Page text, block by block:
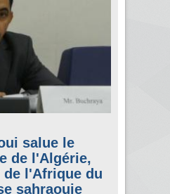
salue le
de l'Algérie,
de l'Afrique du
sahraouie